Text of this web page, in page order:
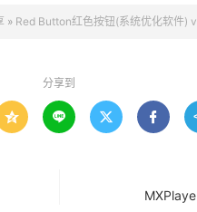
» Red Button红色按钮(系统优化软件)
分享到
   